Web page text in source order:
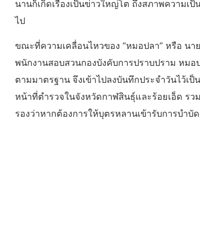
นานก็เกิดเรื่องเป็นข่าวใหญ่โต ถึงสภาพความ
ไป
ขณะที่ความเคลื่อนไหวของ “หมอปลา” หรือ น
พนักงานสอบสวนกองบังคับการปราบปราม หมอ
ตามมาตรฐาน จึงเข้าไปลงบันทึกประจำวันไว้
หน้าที่ตำรวจในจังหวัดกาฬสินธุ์และร้อยเอ็ด ร
รองว่าหากต้องการให้บุตรหลานเข้ารับการบำบั